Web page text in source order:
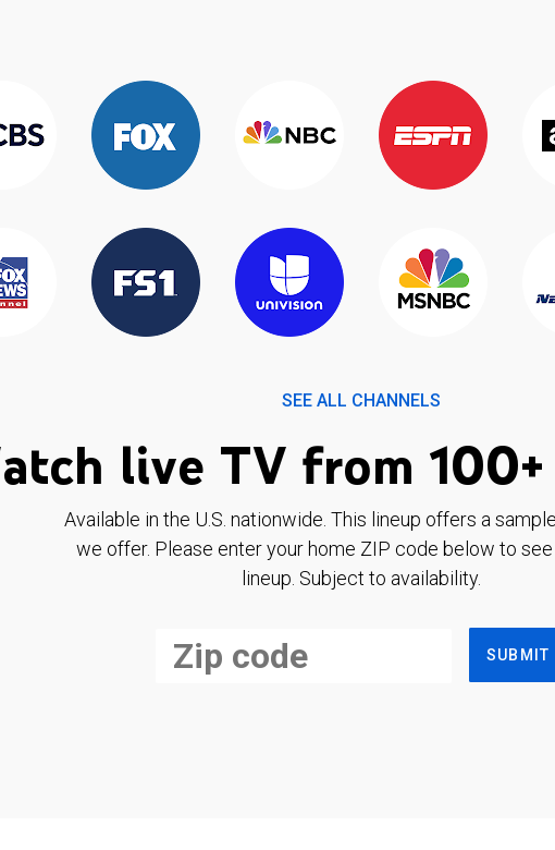
SEE ALL CHANNELS
live TV from
Available in the U.S. nationwide. This lineup offers a
we offer. Please enter your home ZIP code below to see
lineup. Subject to availability.
SUBMIT